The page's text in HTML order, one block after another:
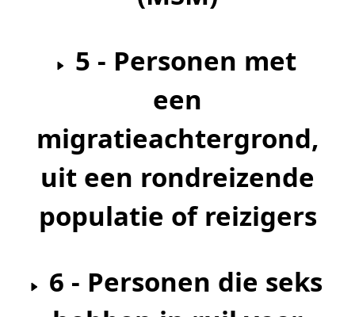
een
migratieachtergrond,
uit een rondreizende
populatie of reizigers